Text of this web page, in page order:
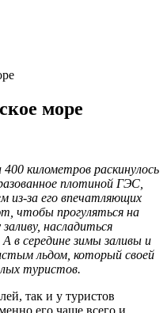
море
километров раскинулось
плотиной ГЭС,
за его впечатляющих
чтобы прогуляться на
насладиться
в середине зимы заливы и
льдом, который своей
туристов.
так и у туристов
его чаще всего и